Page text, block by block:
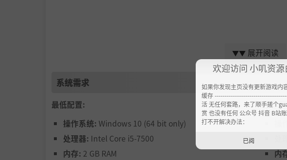
游戏拥有上百个随机事件，每一次选择都会对角色成长和游戏进程
潜在危机？每个决定都将为你的冒险带来独特的变化。
▼▼ 展开阅读
系统需求
最低配置:
操作系统: Windows 10 (64 bit only)
处理器: Intel Core i5-7500
内存: 2 GB RAM
推荐
内
欢迎访问 小叽资
如果你发现主页没有更新游戏内
缓存
活 无任何套路，来了顺手搓个
赏 也没有任何 公众号 抖音 B站
打不开解决办法：
已阅